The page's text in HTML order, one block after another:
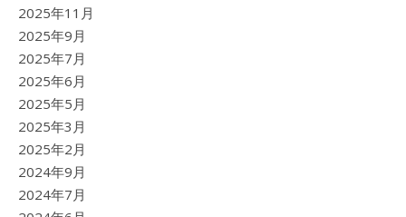
2025年11月
2025年9月
2025年7月
2025年6月
2025年5月
2025年3月
2025年2月
2024年9月
2024年7月